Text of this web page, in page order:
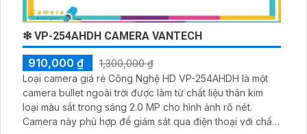
❇ VP-254AHDH CAMERA VANTECH
910,000 ₫
1,300,000 ₫
Loại camera giá rẻ Công Nghệ HD VP-254AHDH là một
camera bullet ngoài trời được làm từ chất liệu thân kim
loại màu sắt trong sáng 2.0 MP cho hình ảnh rõ nét.
Camera này phù hợp để giám sát qua điện thoại với chất